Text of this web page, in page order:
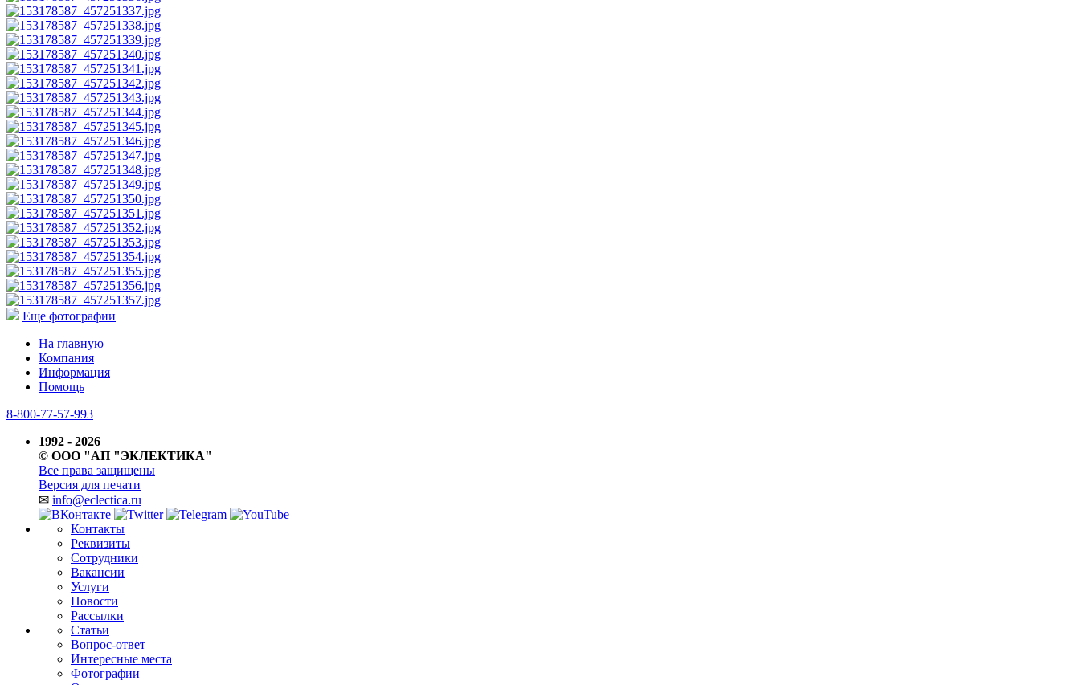
Еще фотографии
На главную
Компания
Информация
Помощь
8-800-77-57-993
1992 - 2026
© ООО "АП "ЭКЛЕКТИКА"
Все права защищены
Версия для печати
✉ info@eclectica.ru
Контакты
Реквизиты
Сотрудники
Вакансии
Услуги
Новости
Рассылки
Статьи
Вопрос-ответ
Интересные места
Фотографии